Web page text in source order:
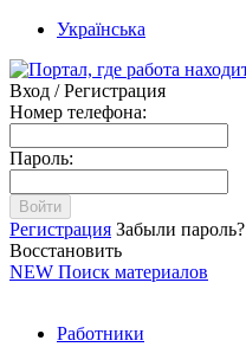
Українська
Вход / Регистрация
Номер телефона:
Пароль:
Войти
Регистрация Забыли пароль?
Восстановить
NEW Поиск материалов
Работники